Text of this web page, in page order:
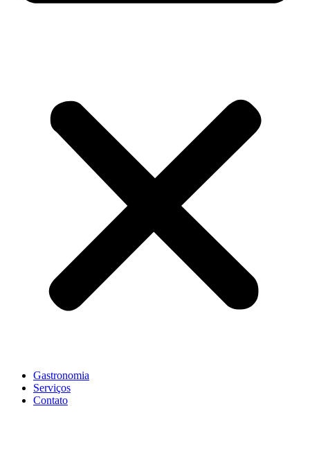
Gastronomia
Serviços
Contato